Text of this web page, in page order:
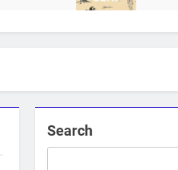
Search